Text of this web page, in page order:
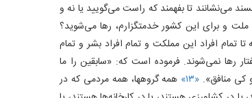
می‌نشانند تا بفهمند که راست می‌گویید یا نه و
ملت و برای این کشور خدمتگزارم، رها می‌شوید؟
تمام افراد این مملکت و تمام افراد بشر و تمام
رها نمی‌شوند. فرموده است که: «سابقین را ما
کی منافق». «۱۳»
همه گروهها، همه مردمی که در